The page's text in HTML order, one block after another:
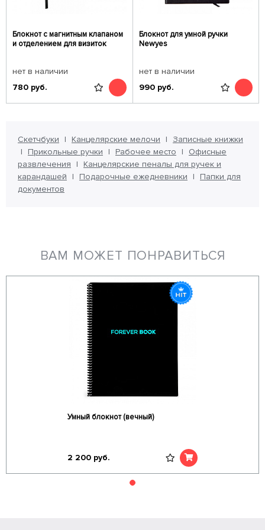
Блокнот с магнитным клапаном
и отделением для визиток
нет в наличии
780 руб.
Блокнот для умной ручки
Newyes
нет в наличии
990 руб.
Скетчбуки Канцелярские мелочи
Записные книжки
Прикольные ручки
Рабочее место
Офисные
развлечения
Канцелярские пеналы для ручек и
карандашей
Подарочные ежедневники
Папки для
документов
ВАМ МОЖЕТ ПОНРАВИТЬСЯ
Умный блокнот (вечный)
2 200 руб.